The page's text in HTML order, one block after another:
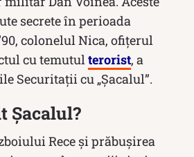
secrete în perioada
colonelul Nica, ofiţerul
cu temutul terorist, a
Securitaţii cu „Şacalul”.
Șacalul?
Rece și prăbușirea